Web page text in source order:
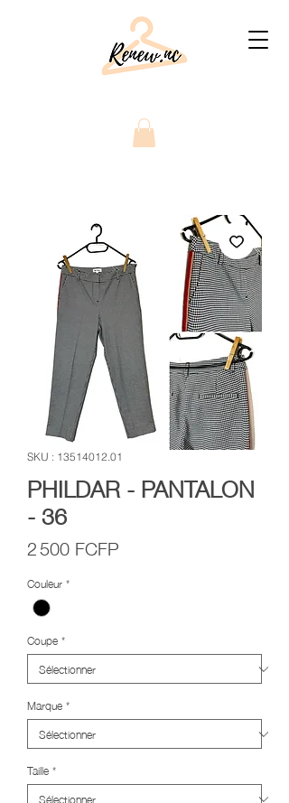
SKU : 13514012.01
PHILDAR - PANTALON
- 36
2 500 FCFP
Couleur*
Coupe*
Marque*
Taille*